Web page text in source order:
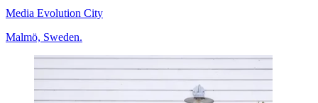
Media Evolution City
Malmö, Sweden.